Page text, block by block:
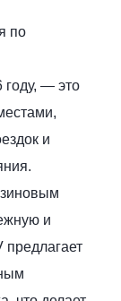
по
— это
и
и
предлагает